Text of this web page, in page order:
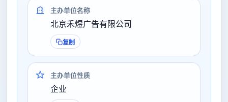
主办单位名称
北京禾煜广告有限公司
复制
主办单位性质
企业